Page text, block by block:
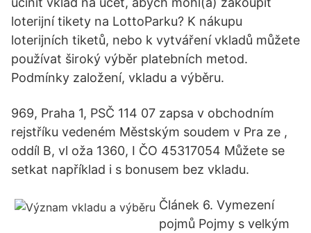
loterijní tikety na LottoParku? K nákupu
loterijních tiketů, nebo k vytváření vkladů můžete
používat široký výběr platebních metod.
Podmínky založení, vkladu a výběru.
969, Praha 1, PSČ 114 07 zapsa v obchodním
rejstříku vedeném Městským soudem v Pra ze ,
oddíl B, vl oža 1360, I ČO 45317054 Můžete se
setkat například i s bonusem bez vkladu.
Článek 6. Vymezení
pojmů Pojmy s velkým